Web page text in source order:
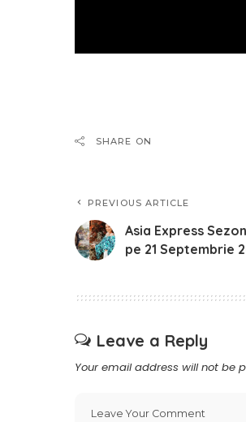
SHARE ON
PREVIOUS ARTICLE
Asia Express
pe 21 Septembrie
Leave a Reply
Your email address will not be